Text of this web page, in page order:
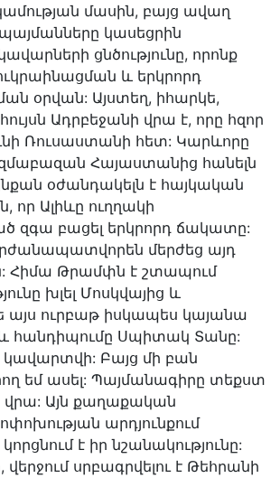
մասին, բայց ավաղ
կասեցրին
ցնծությունը, որոնք
և երկրորդ
օրվան: Այստեղ, իհարկե,
Ադրբեջանի վրա է, որը հզոր
Ռուսաստանի հետ: Կարևորը
Հայաստանից հանելն
օժանդակելն է հայկական
որ Ալիևը ուղղակի
զգա բացել երկրորդ ճակատը:
մերժեց այդ
Հիմա Թրամփն է շտապում
խլել Մոսկվայից և
այս ուրբաթ իսկապես կայանա
հանդիպումը Սպիտակ Տանը:
կավարտվի: Բայց մի բան
եմ ասել: Պայմանագիրը տեքստ
վրա: Այն քաղաքական
արդյունքում
է իր նշանակությունը:
վերջում սրբագրվելու է Թեհրանի